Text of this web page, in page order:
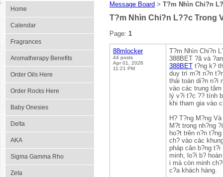
Home
Calendar
Fragrances
Aromatherapy Benefits
Order Oils Here
Order Rocks Here
Baby Onesies
Delta
AKA
Sigma Gamma Rho
Zeta
Message Board > T?m Nhìn Chi?n
T?m Nhìn Chi?n L??c Trong
Page: 1
88mlocker
44 posts
Apr 01, 2026
11:21 PM
T?m Nhìn Chi?n
388BET ?ã và
388BET t?ng k?
duy trì m?t n?n
thái toàn di?n n?i
vào các trung
lý v?i t?c ?? tính
khi tham gia vào
H? T?ng M?ng
M?t trong nh?ng
ho?t trên n?n
ch? vào các
pháp cân b?ng
minh, lo?i b?
i mà còn minh
c?a khách hàng.